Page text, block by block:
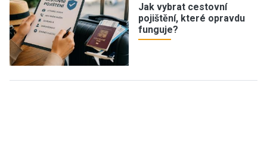
Jak vybrat cestovní
pojištění, které opravdu
funguje?